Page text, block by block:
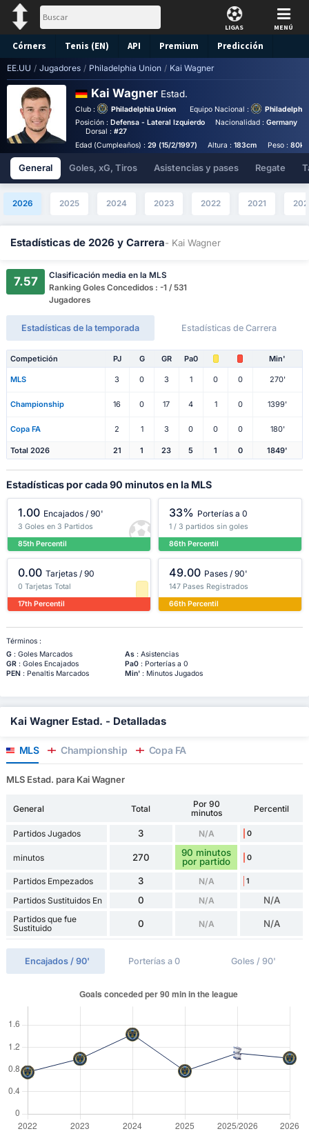
LIGAS MENÚ
Córners Tenis (EN) API Premium Predicción
EE.UU / Jugadores / Philadelphia Union / Kai Wagner
Kai Wagner Estad.
Club : Philadelphia Union Equipo Nacional :
Posición : Defensa - Lateral Izquierdo Nacionalidad :Germany
Dorsal :#27
Edad (Cumpleaños) : 29 (15/2/1997) Altura :183cm Peso : 80kg
General Goles, xG, Tiros Asistencias y pases Regate
2026 2025 2024 2023 2022 2021
Estadísticas de 2026 y Carrera- Kai Wagner
7.57
Clasificación media en la MLS
Ranking Goles Concedidos : -1 / 531
Jugadores
Estadísticas de la temporada Estadísticas de Carrera
Competición PJ G GR Pa0 Min'
MLS 3 0 3 1 0 0 270'
Championship 16 0 17 4 1 0 1399'
Copa FA 2 1 3 0 0 0 180'
Total 2026 21 1 23 5 1 0 1849'
Estadísticas por cada 90 minutos en la MLS
1.00 Encajados / 90'
3 Goles en 3 Partidos
85th Percentil
33% Porterías a 0
1 / 3 partidos sin goles
86th Percentil
0.00 Tarjetas / 90
0 Tarjetas Total
17th Percentil
49.00 Pases / 90'
147 Pases Registrados
66th Percentil
Términos :
G: Goles Marcados As: Asistencias
GR: Goles Encajados Pa0: Porterías a 0
PEN : Penaltis Marcados Min': Minutos Jugados
Kai Wagner Estad. - Detalladas
MLS Championship Copa FA
MLS Estad. para Kai Wagner
General Total
Por 90
minutos
Percentil
Partidos Jugados 3 N/A 0
minutos 270
90 minutos
por partido
0
Partidos Empezados 3 N/A 1
Partidos Sustituidos En 0 N/A N/A
Partidos que fue
Sustituido
0 N/A N/A
Encajados / 90' Porterías a 0 Goles / 90'